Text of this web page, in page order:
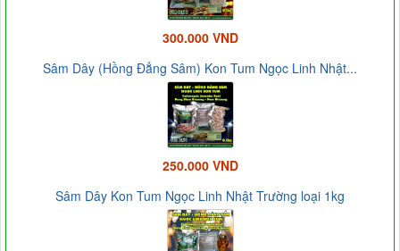
300.000 VND
Sâm Dây (Hồng Đẳng Sâm) Kon Tum Ngọc Linh Nhật...
250.000 VND
Sâm Dây Kon Tum Ngọc Linh Nhật Trường loại 1kg